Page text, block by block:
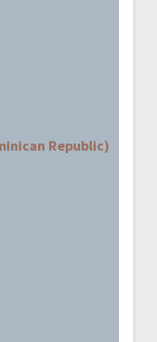
Republic)